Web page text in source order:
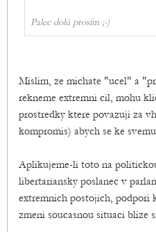
Palec dolů prosím ;-)
Mislim, ze michate "ucel" a
rekneme extremni cil, mohu
prostredky ktere povazuji za
kompromis) abych se ke
Aplikujeme-li toto na
libertariansky poslanec v
extremnich postojich, podpori
zmeni soucasnou situaci blize